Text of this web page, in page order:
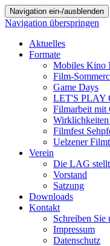
Navigation ein-/ausblenden
Navigation überspringen
Aktuelles
Formate
Mobiles Kino
Film-
Game Days
LET'S PLAY
Filmarbeit mit
Wirklichkeiten
Filmfest
Uelzener
Verein
Die LAG
Vorstand
Satzung
Downloads
Kontakt
Schreiben Sie
Impressum
Datenschutz